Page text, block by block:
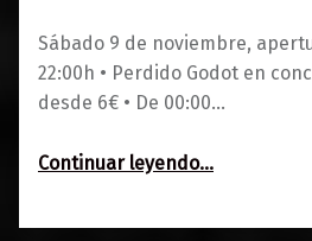
Sábado 9 de noviembre,
22:00h • Perdido Godot en
desde 6€ • De 00:00…
Continuar leyendo“Perdido Godot: Indie y psicodelia desde Sevilla • Tinglao XXV”
…